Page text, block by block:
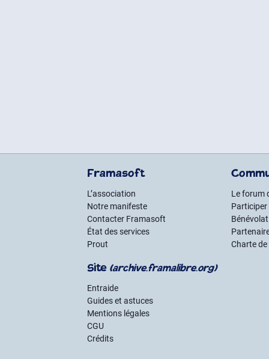
Framasoft
L’association
Notre manifeste
Contacter Framasoft
État des services
Prout
Le forum
Participer
Charte
Site (archive.framalibre.org)
Entraide
Guides et astuces
Mentions légales
CGU
Crédits